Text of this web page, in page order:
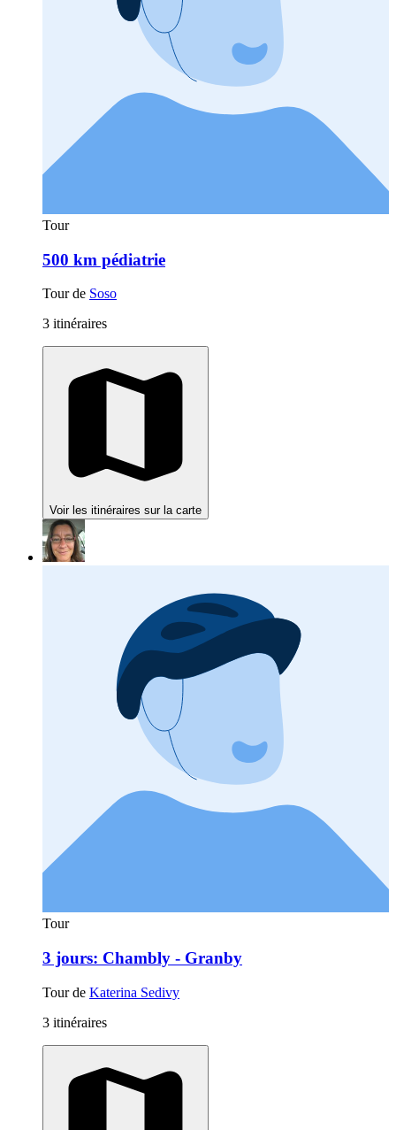
Tour
500 km pédiatrie
Tour de Soso
3 itinéraires
Voir les itinéraires sur la carte
Tour
3 jours: Chambly - Granby
Tour de Katerina Sedivy
3 itinéraires